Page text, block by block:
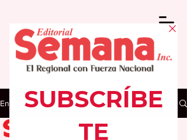
Entrada
2 min de lectura